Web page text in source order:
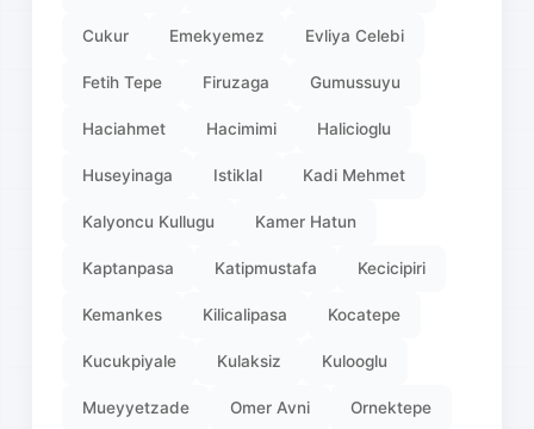
Cukur Emekyemez Evliya Celebi
Fetih Tepe Firuzaga Gumussuyu
Haciahmet Hacimimi Halicioglu
Huseyinaga Istiklal Kadi Mehmet
Kalyoncu Kullugu Kamer Hatun
Kaptanpasa Katipmustafa Kecicipiri
Kemankes Kilicalipasa Kocatepe
Kucukpiyale Kulaksiz Kulooglu
Mueyyetzade Omer Avni Ornektepe